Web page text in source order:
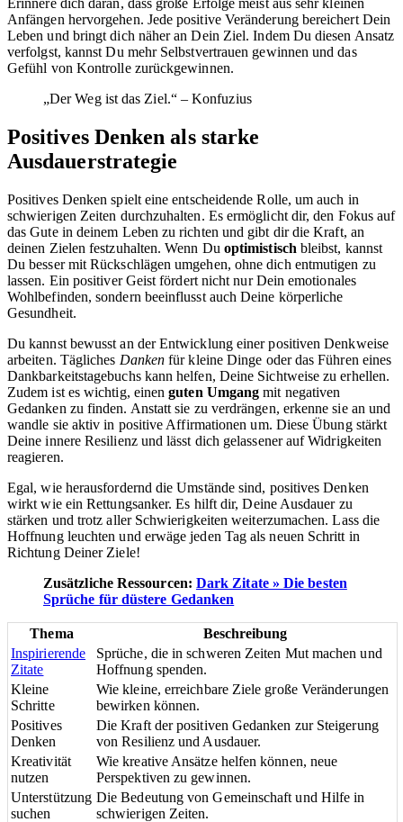
Anfängen hervorgehen. Jede positive Veränderung bereichert Dein
Leben und bringt dich näher an Dein Ziel. Indem Du diesen Ansatz
verfolgst, kannst Du mehr Selbstvertrauen gewinnen und das
Gefühl von Kontrolle zurückgewinnen.
„Der Weg ist das Ziel.“ – Konfuzius
Positives Denken als starke
Ausdauerstrategie
Positives Denken spielt eine entscheidende Rolle, um auch in
schwierigen Zeiten durchzuhalten. Es ermöglicht dir, den Fokus auf
das Gute in deinem Leben zu richten und gibt dir die Kraft, an
deinen Zielen festzuhalten. Wenn Du optimistisch bleibst, kannst
Du besser mit Rückschlägen umgehen, ohne dich entmutigen zu
lassen. Ein positiver Geist fördert nicht nur Dein emotionales
Wohlbefinden, sondern beeinflusst auch Deine körperliche
Gesundheit.
Du kannst bewusst an der Entwicklung einer positiven Denkweise
arbeiten. Tägliches Danken für kleine Dinge oder das Führen eines
Dankbarkeitstagebuchs kann helfen, Deine Sichtweise zu erhellen.
Zudem ist es wichtig, einenguten Umgang mit negativen
Gedanken zu finden. Anstatt sie zu verdrängen, erkenne sie an und
wandle sie aktiv in positive Affirmationen um. Diese Übung stärkt
Deine innere Resilienz und lässt dich gelassener auf Widrigkeiten
reagieren.
Egal, wie herausfordernd die Umstände sind, positives Denken
wirkt wie ein Rettungsanker. Es hilft dir, Deine Ausdauer zu
stärken und trotz aller Schwierigkeiten weiterzumachen. Lass die
Hoffnung leuchten und erwäge jeden Tag als neuen Schritt in
Richtung Deiner Ziele!
Zusätzliche Ressourcen: Dark Zitate » Die besten
Sprüche für düstere Gedanken
Thema
Beschreibung
Inspirierende
Zitate
Sprüche, die in schweren Zeiten Mut machen und
Hoffnung spenden.
Kleine
Schritte
Wie kleine, erreichbare Ziele große Veränderungen
bewirken können.
Positives
Denken
Die Kraft der positiven Gedanken zur Steigerung
von Resilienz und Ausdauer.
Kreativität
nutzen
Wie kreative Ansätze helfen können, neue
Perspektiven zu gewinnen.
Unterstützung
suchen
Die Bedeutung von Gemeinschaft und Hilfe in
schwierigen Zeiten.